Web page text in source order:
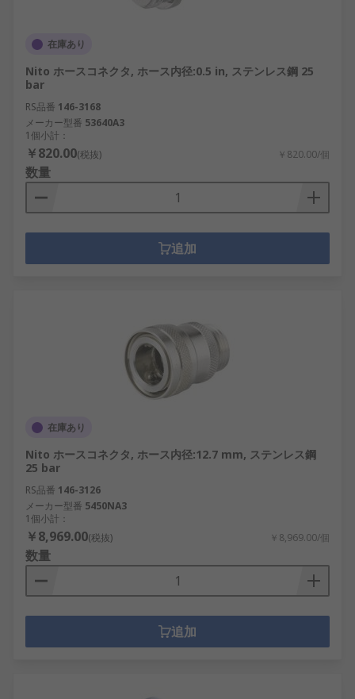
在庫あり
Nito ホースコネクタ, ホース内径:0.5 in, ステンレス鋼 25
bar
RS品番 146-3168
メーカー型番 53640A3
1個小計：
￥820.00(税抜) ￥820.00/個
数量
追加
在庫あり
Nito ホースコネクタ, ホース内径:12.7 mm, ステンレス鋼
25 bar
RS品番 146-3126
メーカー型番 5450NA3
1個小計：
￥8,969.00(税抜) ￥8,969.00/個
数量
追加